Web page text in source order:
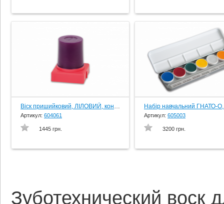
Віск пришийковий, ЛІЛОВИЙ, конус, 45 гр., вир-во Schuler-Dental, Germany
Артикул: 604061
1445 грн.
Артикул: 605003
3200 грн.
Зуботехнический воск